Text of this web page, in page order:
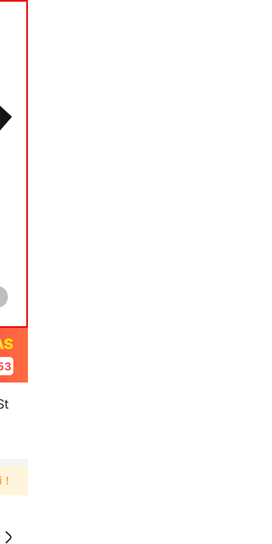
Pengguna baru berbelanja di aplikasi Akulaku bisa